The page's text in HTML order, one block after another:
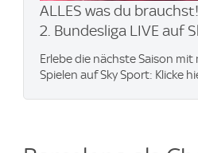
ALLES was du
2. Bundesliga LIVE auf
Erlebe die nächste Saison mit
Spielen auf Sky Sport: Klicke